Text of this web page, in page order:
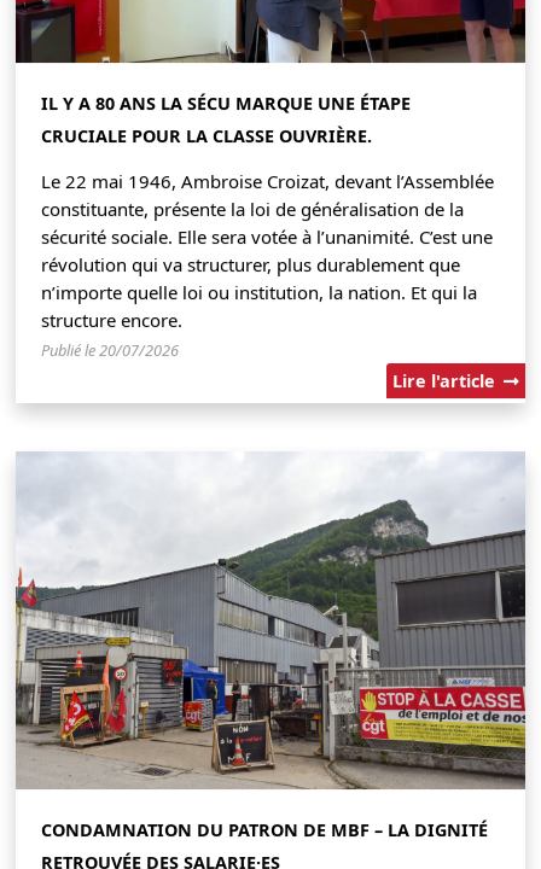
IL Y A 80 ANS LA SÉCU MARQUE UNE ÉTAPE
CRUCIALE POUR LA CLASSE OUVRIÈRE.
Le 22 mai 1946, Ambroise Croizat, devant l’Assemblée
constituante, présente la loi de généralisation de la
sécurité sociale. Elle sera votée à l’unanimité. C’est une
révolution qui va structurer, plus durablement que
n’importe quelle loi ou institution, la nation. Et qui la
structure encore.
Publié le 20/07/2026
Lire l'article
CONDAMNATION DU PATRON DE MBF – LA DIGNITÉ
RETROUVÉE DES SALARIE·ES